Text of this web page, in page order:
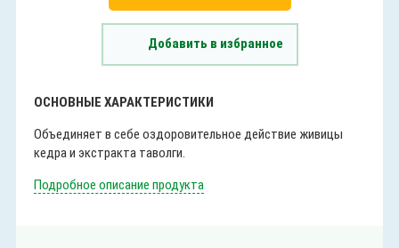
Добавить в избранное
ОСНОВНЫЕ ХАРАКТЕРИСТИКИ
Объединяет в себе оздоровительное действие живицы
кедра и экстракта таволги.
Подробное описание продукта